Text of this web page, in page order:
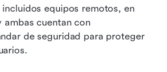
equipos remotos, en
cuentan con
de seguridad para proteger